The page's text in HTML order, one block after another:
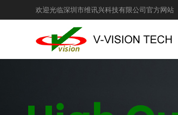
欢迎光临深圳市维讯兴科技有限公司官方网站